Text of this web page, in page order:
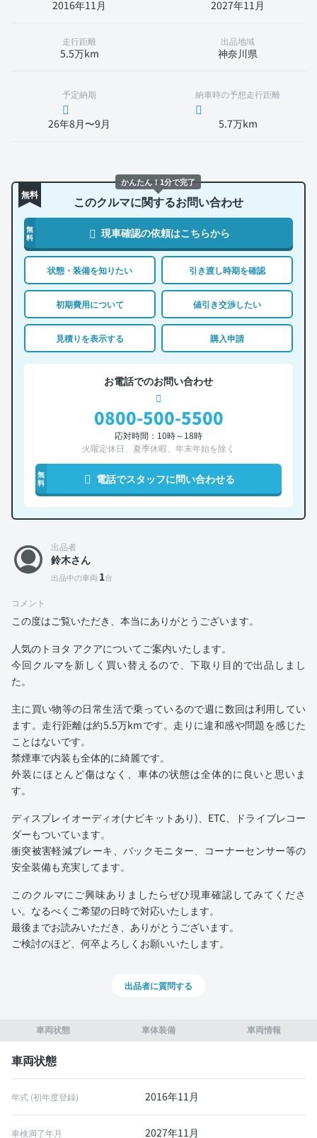
2016年11月 2027年11月
走行距離
5.5万km
出品地域
神奈川県
予定納期
26年8月〜9月
納車時の予想走行距離
5.7万km
無料 このクルマに関するお問い合わせ
無
料
現車確認の依頼はこちらから
状態・装備を知りたい 引き渡し時期を確認
初期費用について 値引き交渉したい
見積りを表示する 購入申請
お電話でのお問い合わせ
0800-500-5500
応対時間：10時～18時
火曜定休日、夏季休暇、年末年始を除く
無
料
電話でスタッフに問い合わせる
車両状態 車体装備 車両情報
車両状態
年式 (初年度登録) 2016年11月
車検満了年月 2027年11月
出品者
鈴木さん
出品中の車両 1台
コメント
この度はご覧いただき、本当にありがとうございます。
人気のトヨタ アクアについてご案内いたします。
今回クルマを新しく買い替えるので、下取り目的で出品しまし
た。
主に買い物等の日常生活で乗っているので週に数回は利用してい
ます。走行距離は約5.5万kmです。走りに違和感や問題を感じた
ことはないです。
禁煙車で内装も全体的に綺麗です。
外装にほとんど傷はなく、車体の状態は全体的に良いと思いま
す。
ディスプレイオーディオ(ナビキットあり)、ETC、ドライブレコー
ダーもついています。
衝突被害軽減ブレーキ、バックモニター、コーナーセンサー等の
安全装備も充実してます。
このクルマにご興味ありましたらぜひ現車確認してみてくださ
い。なるべくご希望の日時で対応いたします。
最後までお読みいただき、ありがとうございます。
ご検討のほど、何卒よろしくお願いいたします。
出品者に質問する
かんたん！1分で完了